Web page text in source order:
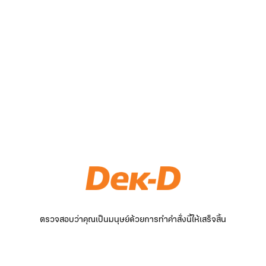
ตรวจสอบว่าคุณเป็นมนุษย์ด้วยการทำคำสั่งนี้ให้เสร็จสิ้น